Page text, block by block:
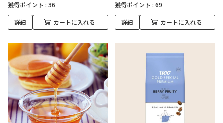
獲得ポイント : 36
詳細 カートに入れる
獲得ポイント : 69
詳細 カートに入れる